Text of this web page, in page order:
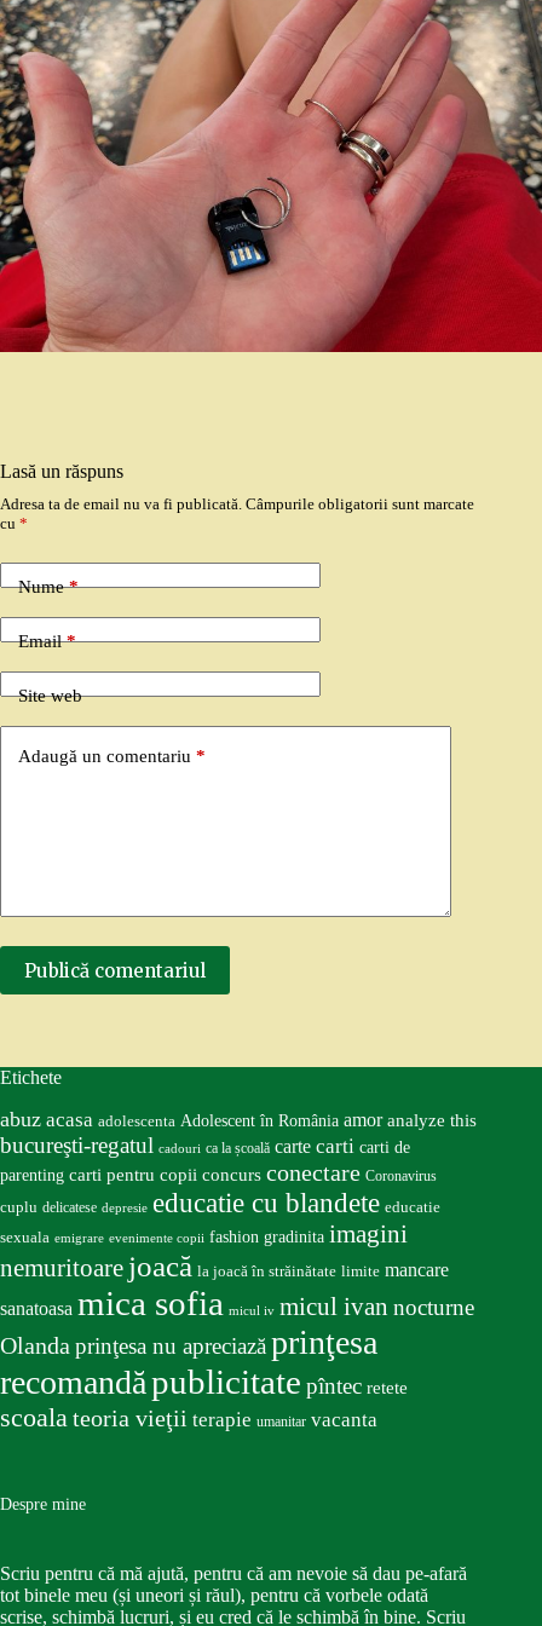
Lasă un răspuns
Adresa ta de email nu va fi publicată. Câmpurile obligatorii sunt marcate
cu *
Nume*
Email*
Site web
Adaugă un comentariu *
Publică comentariul
Etichete
abuz acasa adolescenta Adolescent în România amor analyze this
bucureşti-regatul cadouri ca la școală carte carti carti de
parenting carti pentru copii concurs conectare Coronavirus
cuplu delicatese depresie educatie cu blandete educatie
sexuala emigrare evenimente copii fashion gradinita imagini
nemuritoare joacă la joacă în străinătate limite mancare
sanatoasa mica sofia micul iv micul ivan nocturne
Olandaprinţesa nu apreciazăprinţesa
recomandăpublicitate pîntec retete
scoalateoria vieţii terapie umanitar vacanta
Despre mine
Scriu pentru că mă ajută, pentru că am nevoie să dau pe-afară
tot binele meu (și uneori și răul), pentru că vorbele odată
scrise, schimbă lucruri, și eu cred că le schimbă în bine. Scriu